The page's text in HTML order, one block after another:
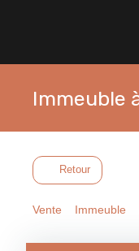
Immeuble
Retour
Vente Immeuble